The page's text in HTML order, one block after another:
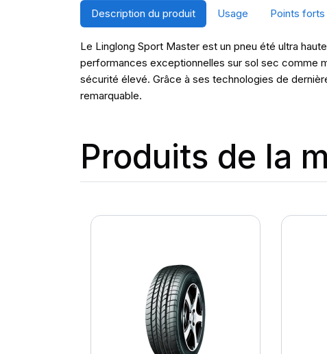
Description du produit Usage Points forts
Le Linglong Sport Master est un pneu été ultra
performances exceptionnelles sur sol sec comme
sécurité élevé. Grâce à ses technologies de
remarquable.
Produits de la